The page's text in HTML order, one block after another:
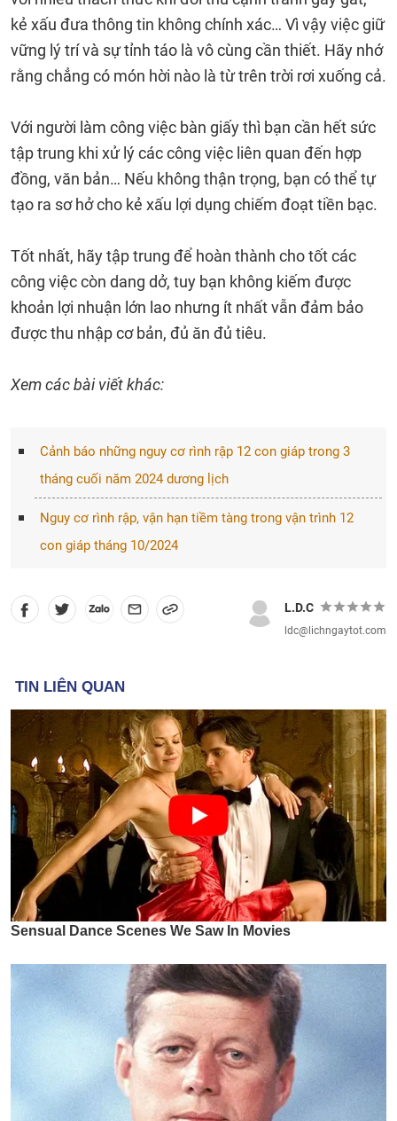
kẻ xấu đưa thông tin không chính xác… Vì vậy việc giữ
vững lý trí và sự tỉnh táo là vô cùng cần thiết. Hãy nhớ
rằng chẳng có món hời nào là từ trên trời rơi xuống cả.
Với người làm công việc bàn giấy thì bạn cần hết sức
tập trung khi xử lý các công việc liên quan đến hợp
đồng, văn bản… Nếu không thận trọng, bạn có thể tự
tạo ra sơ hở cho kẻ xấu lợi dụng chiếm đoạt tiền bạc.
Tốt nhất, hãy tập trung để hoàn thành cho tốt các
công việc còn dang dở, tuy bạn không kiếm được
khoản lợi nhuận lớn lao nhưng ít nhất vẫn đảm bảo
được thu nhập cơ bản, đủ ăn đủ tiêu.
Xem các bài viết khác:
Cảnh báo những nguy cơ rình rập 12 con giáp trong 3
tháng cuối năm 2024 dương lịch
Nguy cơ rình rập, vận hạn tiềm tàng trong vận trình 12
con giáp tháng 10/2024
L.D.C
ldc@lichngaytot.com